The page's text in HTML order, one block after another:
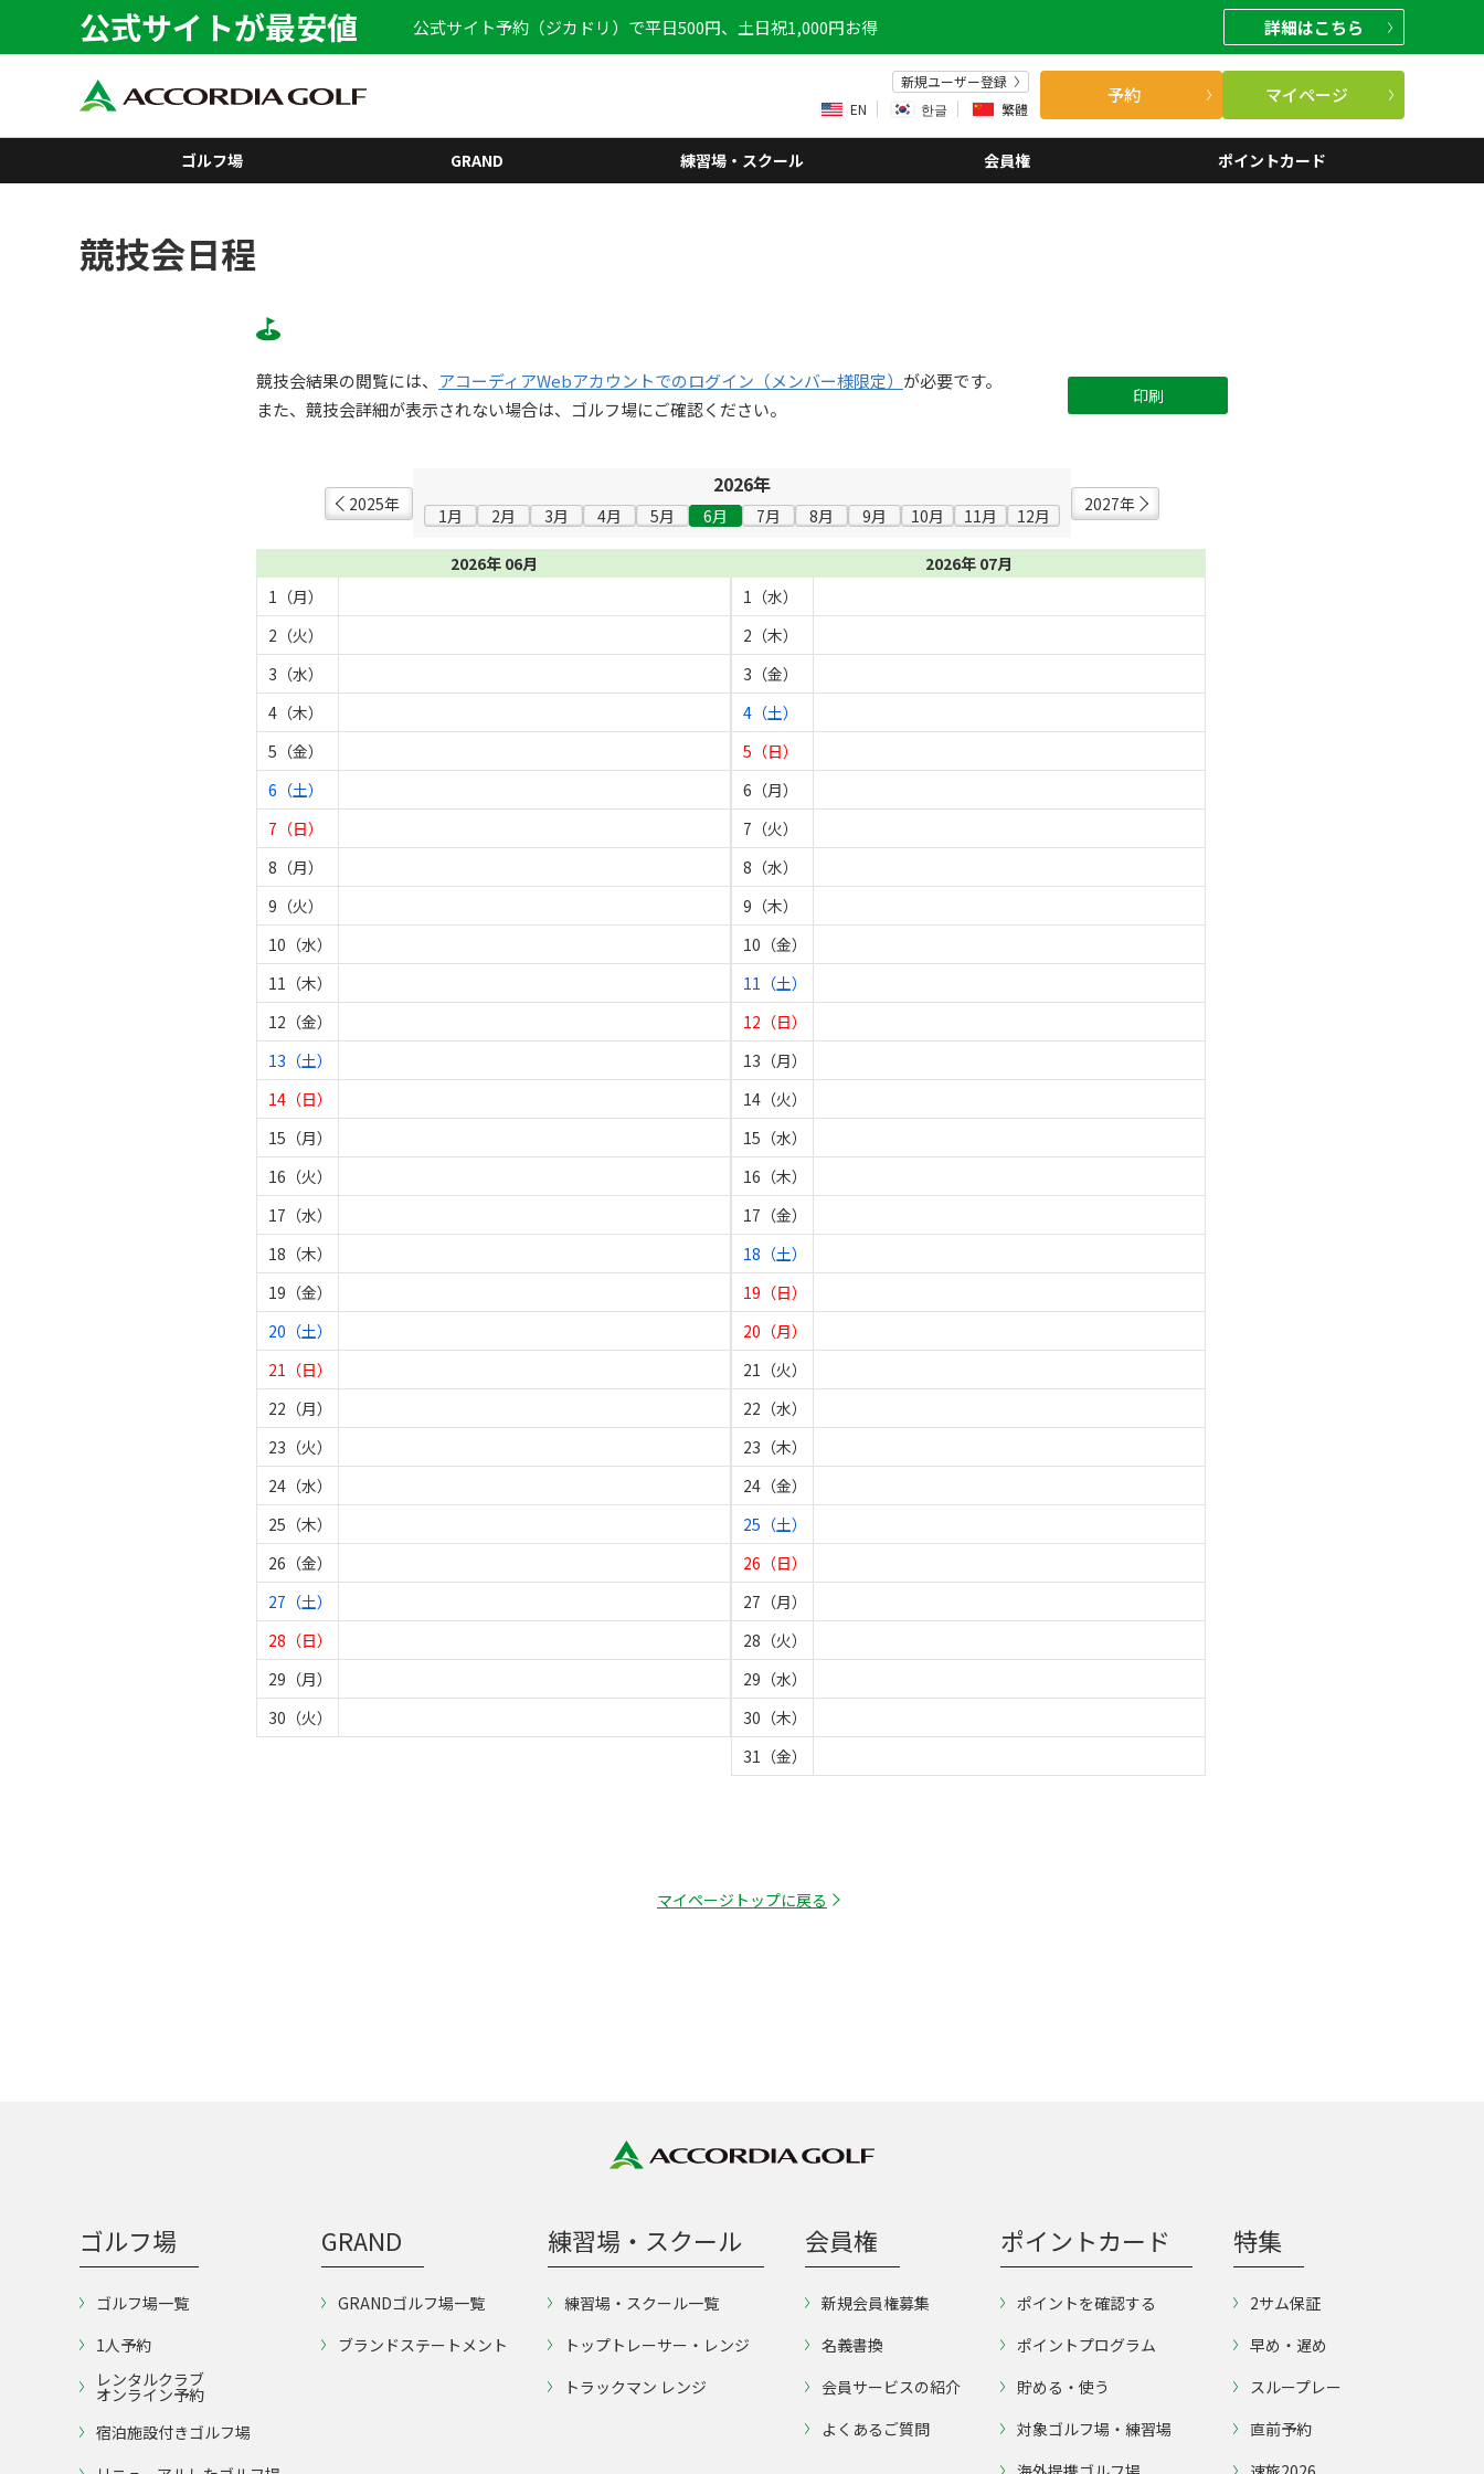
公式サイトが最安値 公式サイト予約（ジカドリ）で平日500円、土日祝1,000円お得 詳細はこちら
新規ユーザー登録
EN
한글 繁體
予約 マイページ
ゴルフ場 GRAND 練習場・スクール 会員権 ポイントカード
競技会日程
競技会結果の閲覧には、 アコーディアWebアカウントでのログイン（メンバー様限定） が必要です。
また、競技会詳細が表示されない場合は、ゴルフ場にご確認ください。
印刷
2025年
2026年
1月 2月 3月 4月 5月 6月 7月 8月 9月 10月 11月 12月
2027年
2026年 06月
1（月）
2（火）
3（水）
4（木）
5（金）
6（土）
7（日）
8（月）
9（火）
10（水）
11（木）
12（金）
13（土）
14（日）
15（月）
16（火）
17（水）
18（木）
19（金）
20（土）
21（日）
22（月）
23（火）
24（水）
25（木）
26（金）
27（土）
28（日）
29（月）
30（火）
2026年 07月
1（水）
2（木）
3（金）
4（土）
5（日）
6（月）
7（火）
8（水）
9（木）
10（金）
11（土）
12（日）
13（月）
14（火）
15（水）
16（木）
17（金）
18（土）
19（日）
20（月）
21（火）
22（水）
23（木）
24（金）
25（土）
26（日）
27（月）
28（火）
29（水）
30（木）
31（金）
マイページトップに戻る
ゴルフ場
ゴルフ場一覧
1人予約
レンタルクラブ
オンライン予約
宿泊施設付きゴルフ場
GRAND
GRANDゴルフ場一覧
ブランドステートメント
練習場・スクール
練習場・スクール一覧
トップトレーサー・レンジ
トラックマン レンジ
会員権
新規会員権募集
名義書換
会員サービスの紹介
よくあるご質問
ポイントカード
ポイントを確認する
ポイントプログラム
貯める・使う
対象ゴルフ場・練習場
特集
2サム保証
早め・遅め
スループレー
直前予約